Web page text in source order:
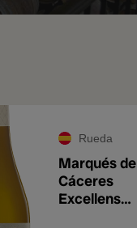
Rueda
Marqués de
Cáceres
Excellens